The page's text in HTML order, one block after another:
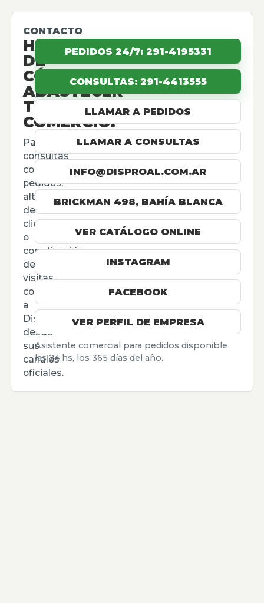
CONTACTO
HABLEMOS
DE
CÓMO
ABASTECER
TU
COMERCIO.
Para
consultas
comerciales,
pedidos,
altas
de
cliente
o
coordinación
de
visitas,
contactá
a
Disproal
desde
sus
canales
oficiales.
PEDIDOS 24/7: 291-4195331
CONSULTAS: 291-4413555
LLAMAR A PEDIDOS
LLAMAR A CONSULTAS
INFO@DISPROAL.COM.AR
BRICKMAN 498, BAHÍA BLANCA
VER CATÁLOGO ONLINE
INSTAGRAM
FACEBOOK
VER PERFIL DE EMPRESA
Asistente comercial para pedidos disponible
las 24 hs, los 365 días del año.